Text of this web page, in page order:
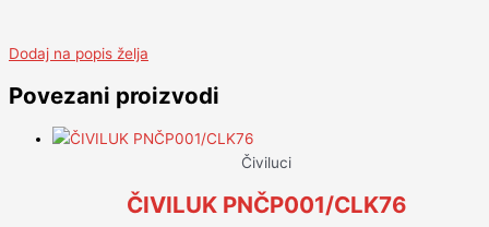
Dodaj na popis želja
Povezani proizvodi
Čiviluci
ČIVILUK PNČP001/CLK76